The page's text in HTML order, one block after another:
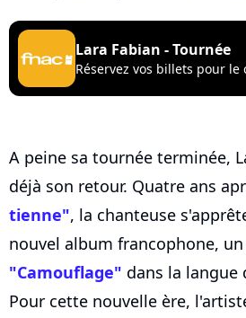
Lara Fabian - Tournée
Réservez vos billets pour le
A peine sa tournée terminée,
déjà son retour. Quatre ans
tienne", la chanteuse
nouvel album francophone,
"Camouflage" dans la langue
Pour cette nouvelle ère,